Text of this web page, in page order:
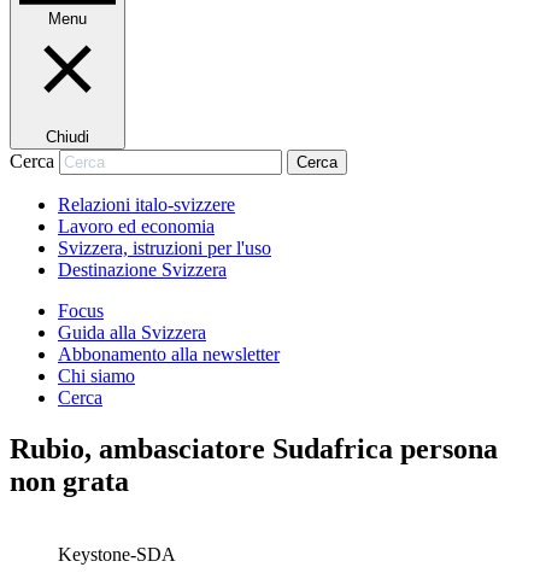
Menu
Chiudi
Cerca Cerca
Relazioni italo-svizzere
Lavoro ed economia
Svizzera, istruzioni per l'uso
Destinazione Svizzera
Focus
Guida alla Svizzera
Abbonamento alla newsletter
Chi siamo
Cerca
Rubio, ambasciatore Sudafrica persona
non grata
Keystone-SDA